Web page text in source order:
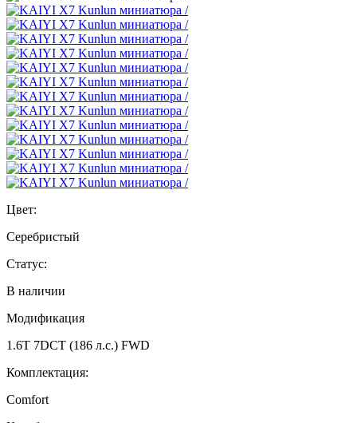
Цвет:
Серебристый
Статус:
В наличии
Модификация
1.6T 7DCT (186 л.с.) FWD
Комплектация:
Comfort